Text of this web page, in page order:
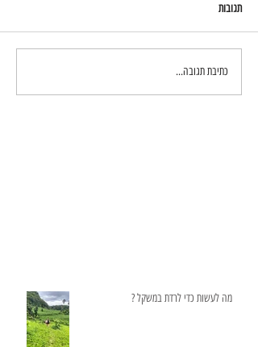
תגובות
כתיבת תגובה...
מה לעשות כדי לרדת במשקל ?